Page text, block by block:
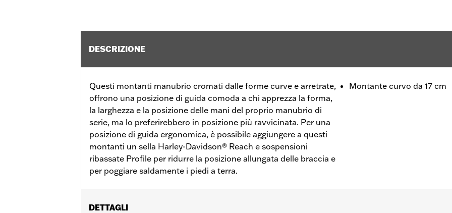
DESCRIZIONE
Questi montanti manubrio cromati dalle forme curve e arretrate,
offrono una posizione di guida comoda a chi apprezza la forma,
la larghezza e la posizione delle mani del proprio manubrio di
serie, ma lo preferirebbero in posizione più ravvicinata. Per una
posizione di guida ergonomica, è possibile aggiungere a questi
montanti un sella Harley-Davidson® Reach e sospensioni
ribassate Profile per ridurre la posizione allungata delle braccia e
per poggiare saldamente i piedi a terra.
Montante curvo da 17 cm
DETTAGLI